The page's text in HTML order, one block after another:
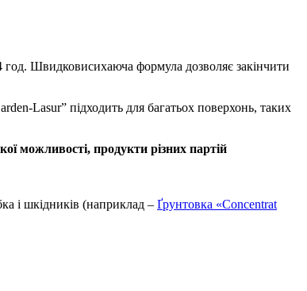
год. Швидковисихаюча формула дозволяє закінчити
Lasur” підходить для багатьох поверхонь, таких
можливості, продукти різних партій
і шкідників (наприклад – Ґрунтовка «Concentrat